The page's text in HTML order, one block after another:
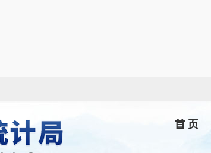
首 页